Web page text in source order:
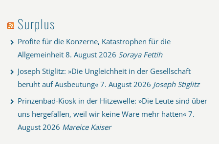
Surplus
Profite für die Konzerne, Katastrophen für die
Allgemeinheit 8. August 2026 Soraya Fettih
Joseph Stiglitz: »Die Ungleichheit in der Gesellschaft
beruht auf Ausbeutung« 7. August 2026 Joseph Stiglitz
Prinzenbad-Kiosk in der Hitzewelle: »Die Leute sind über
uns hergefallen, weil wir keine Ware mehr hatten« 7.
August 2026 Mareice Kaiser